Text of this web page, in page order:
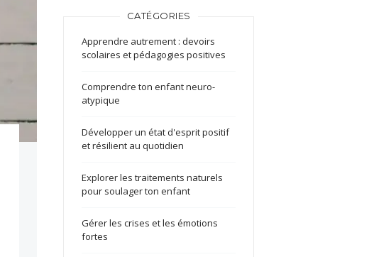
CATÉGORIES
Apprendre autrement : devoirs
scolaires et pédagogies positives
Comprendre ton enfant neuro-
atypique
Développer un état d'esprit positif
et résilient au quotidien
Explorer les traitements naturels
pour soulager ton enfant
Gérer les crises et les émotions
fortes